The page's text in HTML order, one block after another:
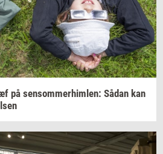
på sen­som­mer­him­len: Sådan kan